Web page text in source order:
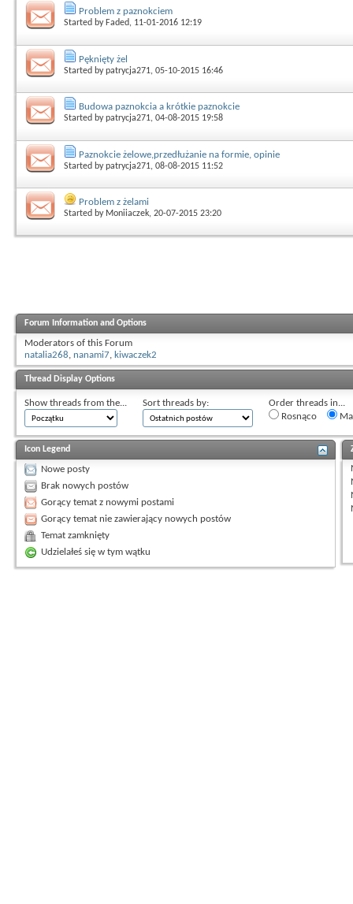
Problem z paznokciem
Started by Faded, 11-01-2016 12:19
Pęknięty żel
Started bypatrycja271, 05-10-2015 16:46
Budowa paznokcia a krótkie paznokcie
Started bypatrycja271, 04-08-2015 19:58
Paznokcie żelowe,przedłużanie na formie, opinie
Started bypatrycja271, 08-08-2015 11:52
Problem z żelami
Started by Moniiaczek, 20-07-2015 23:20
Forum Information and Options
Moderators of this Forum
natalia268, nanami7, kiwaczek2
Thread Display Options
Show threads from the... Sort threads by:
Order threads in...
Rosnąco
Icon Legend
Nowe posty
Brak nowych postów
Gorący temat z nowymi postami
Gorący temat nie zawierający nowych postów
Temat zamknięty
Udzielałeś się w tym wątku